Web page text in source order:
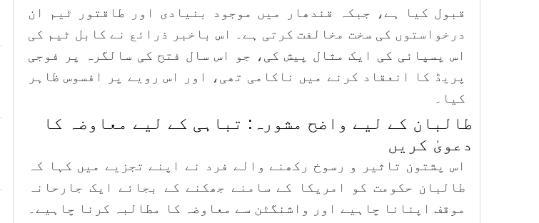
قبول کیا ہے، جبکہ قندھار میں موجود بنیادی اور طاقتور ٹیم ان
درخواستوں کی سخت مخالفت کرتی ہے۔ اس باخبر ذرائع نے کابل ٹیم کی
اس پسپائی کی ایک مثال پیش کی، جو اس سال فتح کی سالگرہ پر فوجی
پریڈ کا انعقاد کرنے میں ناکامی تھی، اور اس رویے پر افسوس ظاہر
کیا۔
​طالبان کے لیے واضح مشورہ: تباہی کے لیے معاوضہ کا
دعویٰ کریں
اس پشتون تاثیر و رسوخ رکھنے والے فرد نے اپنے تجزیے میں کہا کہ
طالبان حکومت کو امریکا کے سامنے جھکنے کے بجائے ایک جارحانہ
موقف اپنانا چاہیے اور واشنگٹن سے معاوضہ کا مطالبہ کرنا چاہیے۔